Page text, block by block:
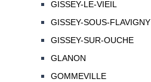
GISSEY-LE-VIEIL
GISSEY-SOUS-FLAVIGNY
GISSEY-SUR-OUCHE
GLANON
GOMMEVILLE